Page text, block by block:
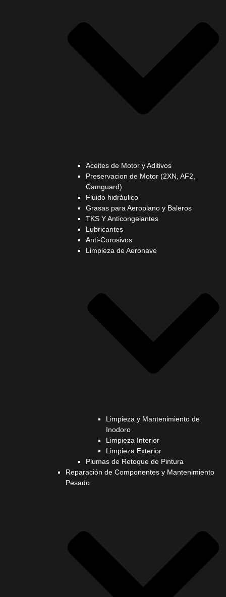
Aceites de Motor y Aditivos
Preservacion de Motor (2XN, AF2,
Camguard)
Fluido hidráulico
Grasas para Aeroplano y Baleros
TKS Y Anticongelantes
Lubricantes
Anti-Corosivos
Limpieza de Aeronave
Limpieza y Mantenimiento de
Inodoro
Limpieza Interior
Limpieza Exterior
Plumas de Retoque de Pintura
Reparación de Componentes y Mantenimiento
Pesado